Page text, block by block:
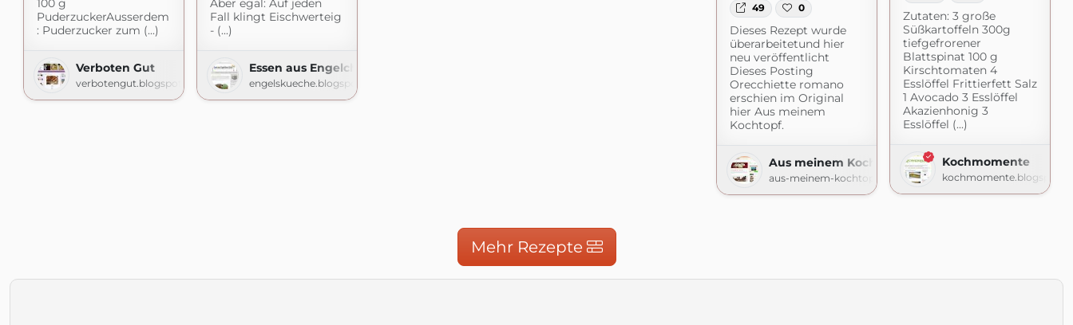
Fall klingt Eischwerteig
- (...)
Essen aus Engelchens Küche
engelskueche.blogspot.com
100 g
PuderzuckerAusserdem
: Puderzucker zum (...)
Verboten Gut
verbotengut.blogspot.com
Zutaten: 3 große
Süßkartoffeln 300g
tiefgefrorener
Blattspinat 100 g
Kirschtomaten 4
Esslöffel Frittierfett Salz
1 Avocado 3 Esslöffel
Akazienhonig 3
Esslöffel (...)
Kochmomente
49 0
Dieses Rezept wurde
überarbeitetund hier
neu veröffentlicht
Dieses Posting
Orecchiette romano
erschien im Original
hier Aus meinem
Kochtopf.
Aus meinem Kochtopf
aus-meinem-kochtopf.de
Mehr Rezepte